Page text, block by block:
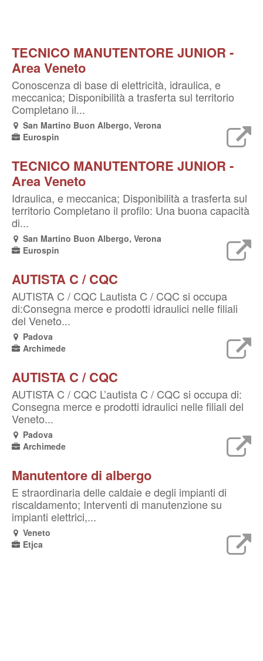
TECNICO MANUTENTORE JUNIOR -
Area Veneto
Conoscenza di base di elettricità, idraulica, e
meccanica; Disponibilità a trasferta sul territorio
Completano il...
San Martino Buon Albergo, Verona
Eurospin
TECNICO MANUTENTORE JUNIOR -
Area Veneto
Idraulica, e meccanica; Disponibilità a trasferta sul
territorio Completano il profilo: Una buona capacità
di...
San Martino Buon Albergo, Verona
Eurospin
AUTISTA C / CQC
AUTISTA C / CQC Lautista C / CQC si occupa
di:Consegna merce e prodotti idraulici nelle filiali
del Veneto...
Padova
Archimede
AUTISTA C / CQC
AUTISTA C / CQC L’autista C / CQC si occupa di:
Consegna merce e prodotti idraulici nelle filiali del
Veneto...
Padova
Archimede
Manutentore di albergo
E straordinaria delle caldaie e degli impianti di
riscaldamento; Interventi di manutenzione su
impianti elettrici,...
Veneto
Etjca